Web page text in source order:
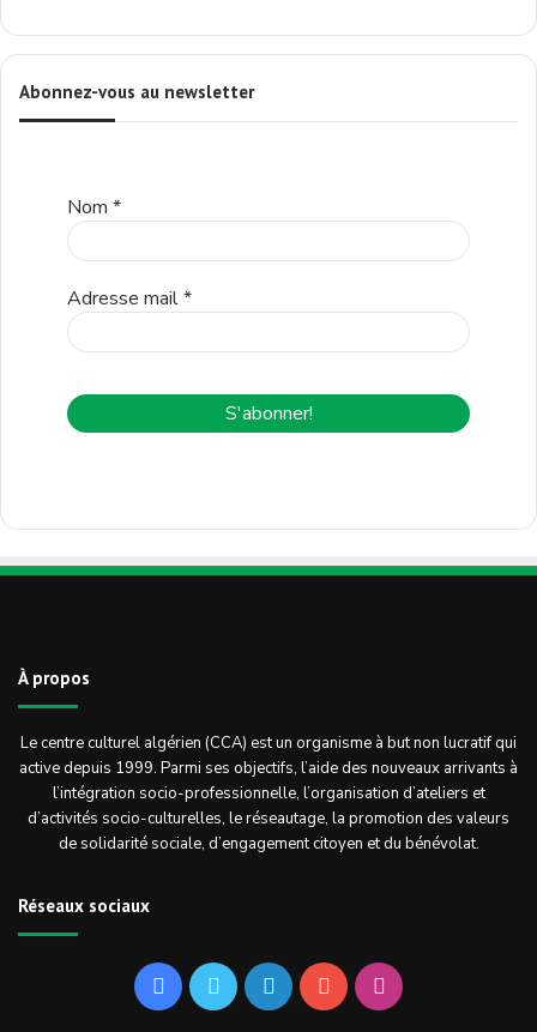
Abonnez-vous au newsletter
Nom *
Adresse mail*
À propos
Le centre culturel algérien (CCA) est un organisme à but non lucratif qui
active depuis 1999. Parmi ses objectifs, l’aide des nouveaux arrivants à
l’intégration socio-professionnelle, l’organisation d’ateliers et
d’activités socio-culturelles, le réseautage, la promotion des valeurs
de solidarité sociale, d’engagement citoyen et du bénévolat.
Réseaux sociaux
FacebookTwitterLinkedinYouTubeInstagram